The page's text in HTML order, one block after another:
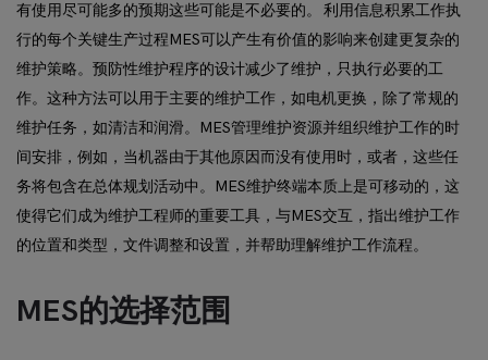
有使用尽可能多的预期这些可能是不必要的。 利用信息积累工作执
行的每个关键生产过程MES可以产生有价值的影响来创建更复杂的
维护策略。预防性维护程序的设计减少了维护，只执行必要的工
作。这种方法可以用于主要的维护工作，如电机更换，除了常规的
维护任务，如清洁和润滑。MES管理维护资源并组织维护工作的时
间安排，例如，当机器由于其他原因而没有使用时，或者，这些任
务将包含在总体规划活动中。MES维护终端本质上是可移动的，这
使得它们成为维护工程师的重要工具，与MES交互，指出维护工作
的位置和类型，文件调整和设置，并帮助理解维护工作流程。
MES的选择范围